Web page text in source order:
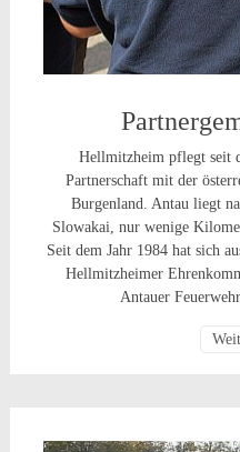
Hellmitzheim pflegt seit
Partnerschaft mit der
Burgenland. Antau liegt
Slowakai, nur wenige
Seit dem Jahr 1984 hat sich
Hellmitzheimer
Antauer